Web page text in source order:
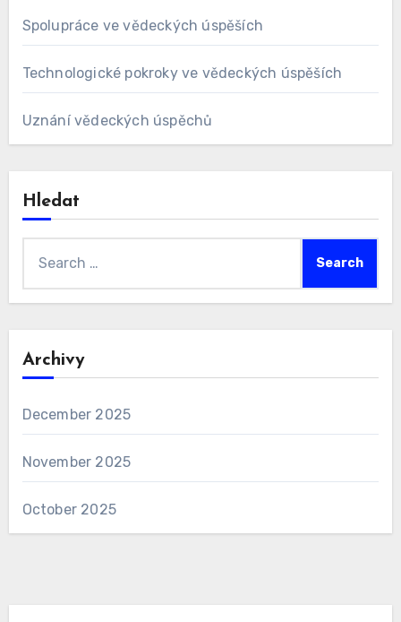
Spolupráce ve vědeckých úspěších
Technologické pokroky ve vědeckých úspěších
Uznání vědeckých úspěchů
Hledat
for:
Archivy
December 2025
November 2025
October 2025